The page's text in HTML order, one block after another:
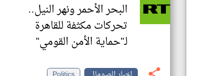
البحر الأحمر ونهر النيل..
تحركات مكثفة للقاهرة
لـ"حماية الأمن القومي"